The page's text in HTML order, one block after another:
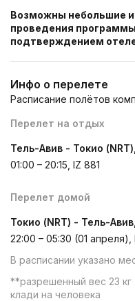
Возможны небольшие
проведения
подтверждением
Инфо о перелете
Расписание полётов
Перелет на отдых
Тель-Авив - Токио
01:00 – 20:15, IZ 881
Перелет домой
Токио (NRT) - Тель-
22:00 – 05:30 (01 апреля),
В расписании указано
**разрешенный вес 23 кг
клади на человека